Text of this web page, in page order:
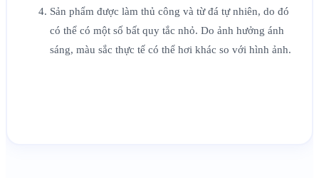
Sản phẩm được làm thủ công và từ đá tự nhiên, do đó
có thể có một số bất quy tắc nhỏ. Do ảnh hưởng ánh
sáng, màu sắc thực tế có thể hơi khác so với hình ảnh.